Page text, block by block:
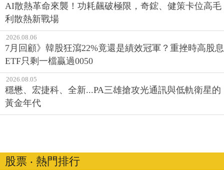
AI散熱革命來襲！功耗飆破極限，奇鋐、健策卡位高毛
利散熱新戰場
2026.08.06
7月回顧》韓股狂瀉22%竟還是績效冠軍？重挫時高股息
ETF只剩一檔贏過0050
2026.08.05
穩懋、宏捷科、全新...PA三雄搶攻光通訊與低軌衛星的
黃金年代
股票 ‧ 熱門排行